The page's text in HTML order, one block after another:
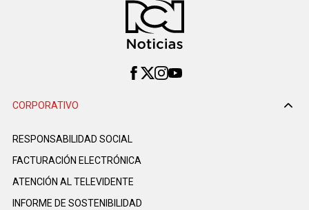
CORPORATIVO
RESPONSABILIDAD SOCIAL
FACTURACIÓN ELECTRÓNICA
ATENCIÓN AL TELEVIDENTE
INFORME DE SOSTENIBILIDAD